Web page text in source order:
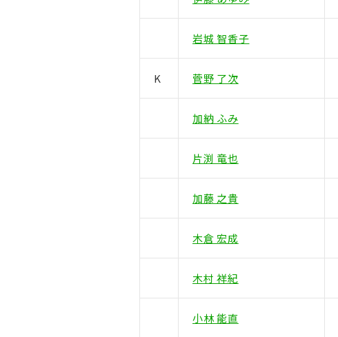
岩城 智香子
K 菅野 了次
加納 ふみ
片渕 竜也
加藤 之貴
木倉 宏成
木村 祥紀
小林 能直